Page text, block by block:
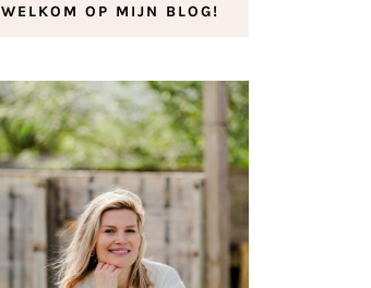
WELKOM OP MIJN BLOG!